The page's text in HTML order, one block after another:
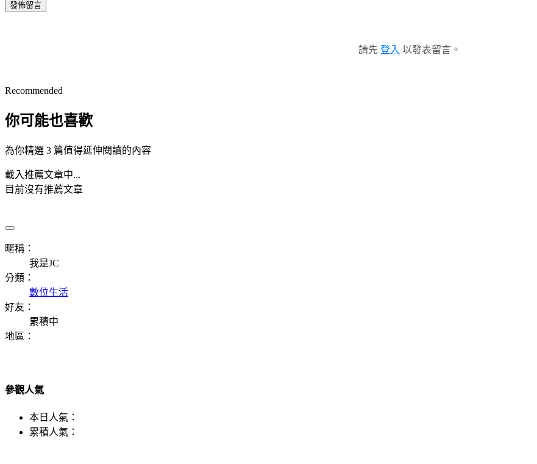
發佈留言
請先 登入 以發表留言。
Recommended
你可能也喜歡
為你精選 3 篇值得延伸閱讀的內容
載入推薦文章中...
目前沒有推薦文章
暱稱：
我是JC
分類：
數位生活
好友：
累積中
地區：
參觀人氣
本日人氣：
累積人氣：